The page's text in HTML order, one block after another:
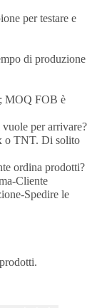
per testare e
di produzione
MOQ FOB è
per arrivare?
o TNT. Di solito
ordina prodotti?
Cliente
Spedire le